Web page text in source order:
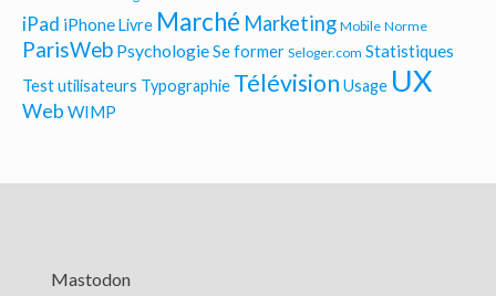
iPad iPhoneLivre Marché Marketing Mobile Norme
ParisWeb PsychologieSe former Seloger.com Statistiques
Test utilisateurs Typographie Télévision Usage UX
Web WIMP
Mastodon